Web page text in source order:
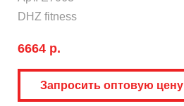
DHZ fitness
6664 р.
Запросить оптовую цену